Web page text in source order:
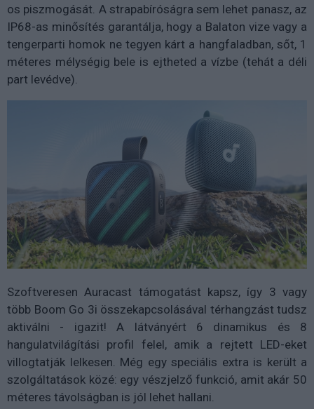
os piszmogását. A strapabíróságra sem lehet panasz, az
IP68-as minősítés garantálja, hogy a Balaton vize vagy a
tengerparti homok ne tegyen kárt a hangfaladban, sőt, 1
méteres mélységig bele is ejtheted a vízbe (tehát a déli
part levédve).
Szoftveresen Auracast támogatást kapsz, így 3 vagy
több Boom Go 3i összekapcsolásával térhangzást tudsz
aktiválni - igazit! A látványért 6 dinamikus és 8
hangulatvilágítási profil felel, amik a rejtett LED-eket
villogtatják lelkesen. Még egy speciális extra is került a
szolgáltatások közé: egy vészjelző funkció, amit akár 50
méteres távolságban is jól lehet hallani.